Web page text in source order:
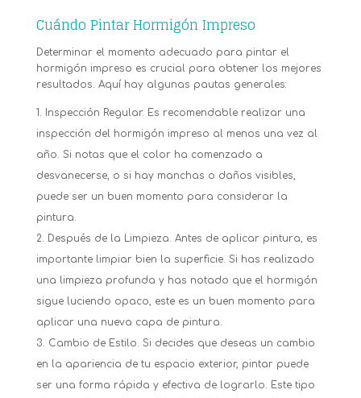
Cuándo Pintar Hormigón Impreso
Determinar el momento adecuado para pintar el
hormigón impreso es crucial para obtener los mejores
resultados. Aquí hay algunas pautas generales:
Inspección Regular. Es recomendable realizar una
inspección del hormigón impreso al menos una vez al
año. Si notas que el color ha comenzado a
desvanecerse, o si hay manchas o daños visibles,
puede ser un buen momento para considerar la
pintura.
Después de la Limpieza. Antes de aplicar pintura, es
importante limpiar bien la superficie. Si has realizado
una limpieza profunda y has notado que el hormigón
sigue luciendo opaco, este es un buen momento para
aplicar una nueva capa de pintura.
Cambio de Estilo. Si decides que deseas un cambio
en la apariencia de tu espacio exterior, pintar puede
ser una forma rápida y efectiva de lograrlo. Este tipo